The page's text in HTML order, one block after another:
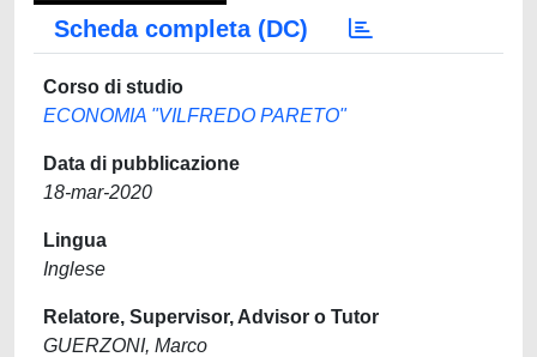
Scheda completa (DC)
Corso di studio
ECONOMIA "VILFREDO PARETO"
Data di pubblicazione
18-mar-2020
Lingua
Inglese
Relatore, Supervisor, Advisor o Tutor
GUERZONI, Marco